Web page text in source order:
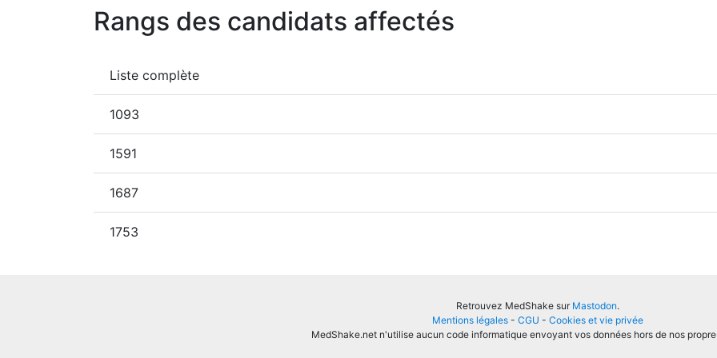
Rangs des candidats affectés
Liste complète
1093
1591
1687
1753
Retrouvez MedShake sur Mastodon.
Mentions légales - CGU - Cookies et vie privée
MedShake.net n'utilise aucun code informatique envoyant vos données hors de nos